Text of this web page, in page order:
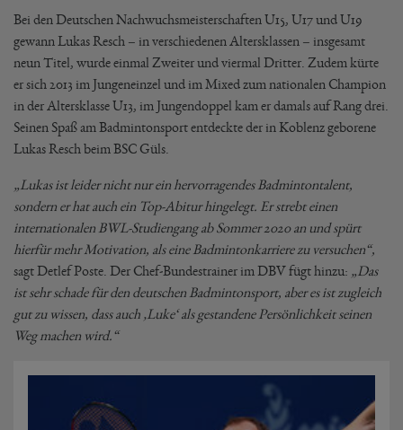
Bei den Deutschen Nachwuchsmeisterschaften U15, U17 und U19
gewann Lukas Resch – in verschiedenen Altersklassen – insgesamt
neun Titel, wurde einmal Zweiter und viermal Dritter. Zudem kürte
er sich 2013 im Jungeneinzel und im Mixed zum nationalen Champion
in der Altersklasse U13, im Jungendoppel kam er damals auf Rang drei.
Seinen Spaß am Badmintonsport entdeckte der in Koblenz geborene
Lukas Resch beim BSC Güls.
„Lukas ist leider nicht nur ein hervorragendes Badmintontalent,
sondern er hat auch ein Top-Abitur hingelegt. Er strebt einen
internationalen BWL-Studiengang ab Sommer 2020 an und spürt
hierfür mehr Motivation, als eine Badmintonkarriere zu versuchen“,
sagt Detlef Poste. Der Chef-Bundestrainer im DBV fügt hinzu: „Das
ist sehr schade für den deutschen Badmintonsport, aber es ist zugleich
gut zu wissen, dass auch ‚Luke‘ als gestandene Persönlichkeit seinen
Weg machen wird.“